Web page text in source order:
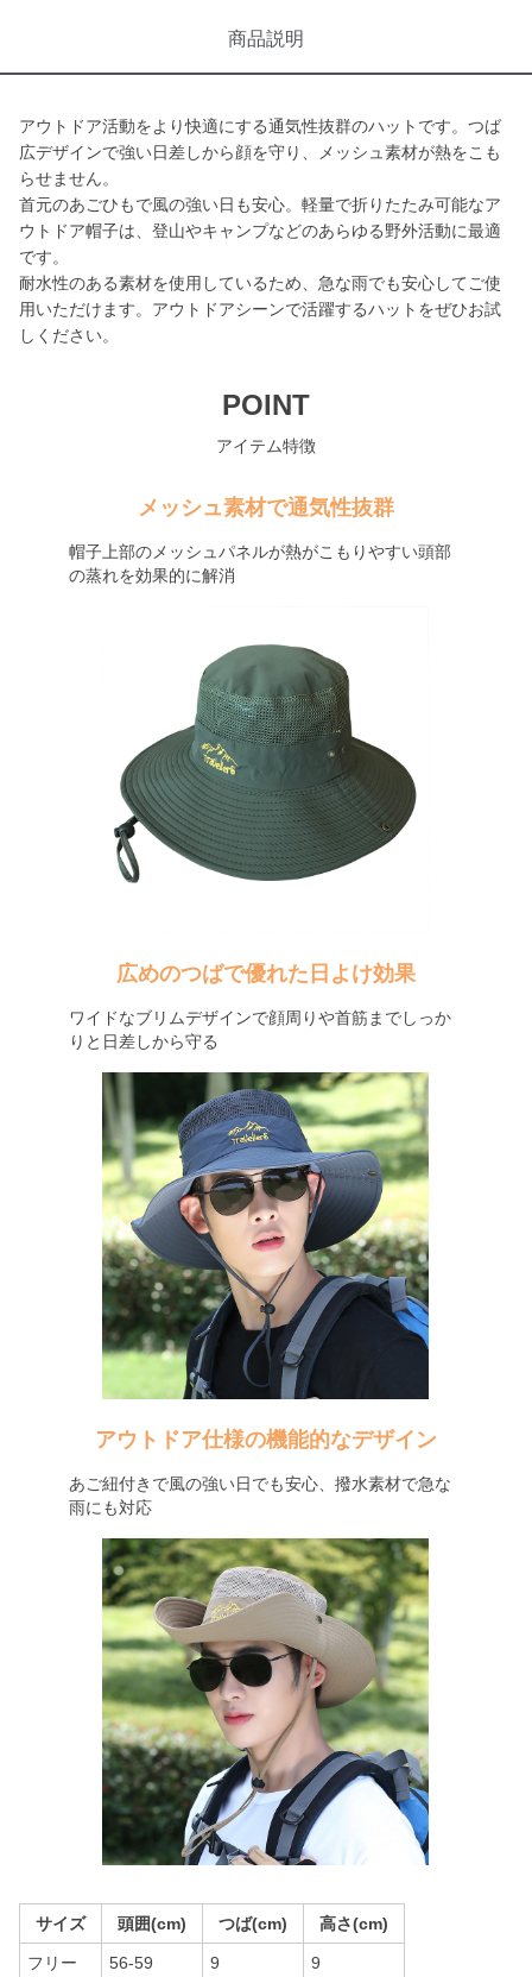
商品説明
アウトドア活動をより快適にする通気性抜群のハットです。つば
広デザインで強い日差しから顔を守り、メッシュ素材が熱をこも
らせません。
首元のあごひもで風の強い日も安心。軽量で折りたたみ可能なア
ウトドア帽子は、登山やキャンプなどのあらゆる野外活動に最適
です。
耐水性のある素材を使用しているため、急な雨でも安心してご使
用いただけます。アウトドアシーンで活躍するハットをぜひお試
しください。
POINT
アイテム特徴
メッシュ素材で通気性抜群
帽子上部のメッシュパネルが熱がこもりやすい頭部
の蒸れを効果的に解消
広めのつばで優れた日よけ効果
ワイドなブリムデザインで顔周りや首筋までしっか
りと日差しから守る
アウトドア仕様の機能的なデザイン
あご紐付きで風の強い日でも安心、撥水素材で急な
雨にも対応
サイズ 頭囲(cm) つば(cm) 高さ(cm)
フリー 56-59 9 9